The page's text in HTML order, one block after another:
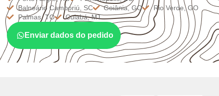
Balneário Camboriú, SC
Goiânia, GO
Rio Verde, GO
Palmas, TO
Cuiabá, MT
Enviar dados do pedido